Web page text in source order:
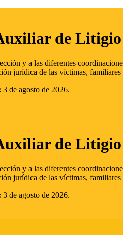
de
y a las diferentes
jurídica de las víctimas,
3 de agosto de 2026.
de
y a las diferentes
jurídica de las víctimas,
3 de agosto de 2026.